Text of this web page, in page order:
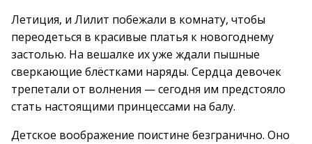
Летиция, и Лилит побежали в комнату, чтобы
переодеться в красивые платья к новогоднему
застолью. На вешалке их уже ждали пышные
сверкающие блёстками наряды. Сердца девочек
трепетали от волнения — сегодня им предстояло
стать настоящими принцессами на балу.
Детское воображение поистине безгранично. Оно